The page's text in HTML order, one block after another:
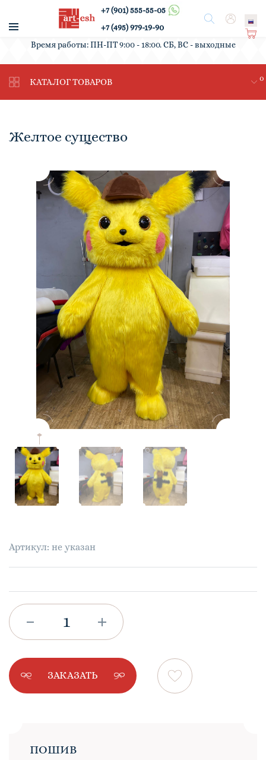
Поиск
+7 (901) 555-55-05
+7 (495) 979-19-90
Ко
ин
а
0
Вход
/
Время работы: ПН-ПТ 9:00 - 18:00. СБ, ВС - выходные
КАТАЛОГ ТОВАРОВ
Желтое существо
Артикул: не указан
ЗАКАЗАТЬ
ПОШИВ